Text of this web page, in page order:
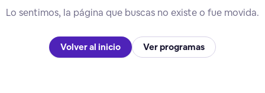
Lo sentimos, la página que buscas no existe o fue movida.
Volver al inicio Ver programas